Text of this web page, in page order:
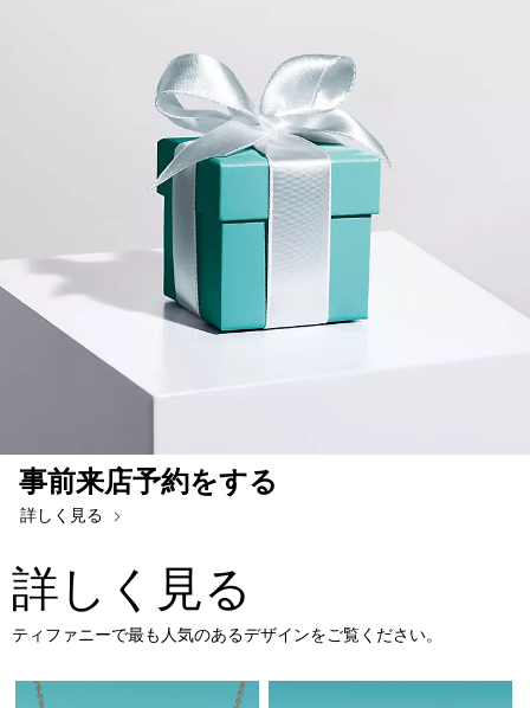
事前来店予約をする
詳しく見る
詳しく見る
ティファニーで最も人気のあるデザインをご覧ください。